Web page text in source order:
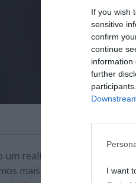
If you wish
sensitive
confirm
continue
information
further
I want
um realizador como
mais do que uma lista –